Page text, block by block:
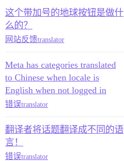
这个带加号的地球按钮是做什
么的？
网站反馈translator
Meta has categories translated
to Chinese when locale is
English when not logged in
错误translator
翻译者将话题翻译成不同的语
言！
错误translator